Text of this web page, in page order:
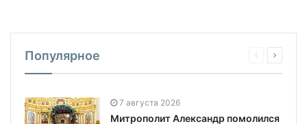
Популярное
7 августа 2026
Митрополит Александр помолился